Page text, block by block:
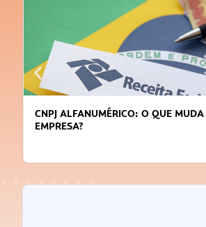
CNPJ ALFANUMÉRICO: O QUE
EMPRESA?